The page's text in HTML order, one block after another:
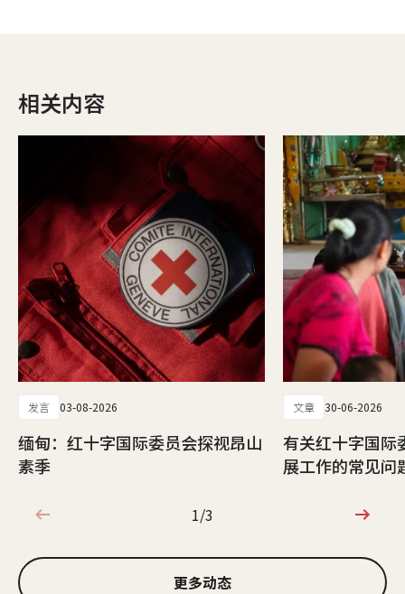
相关内容
发言 03-08-2026
缅甸：红十字国际委员会探视昂山
素季
文章 30-06-2026
有关红十字国际
展工作的常见问
1/3
1/3
更多动态